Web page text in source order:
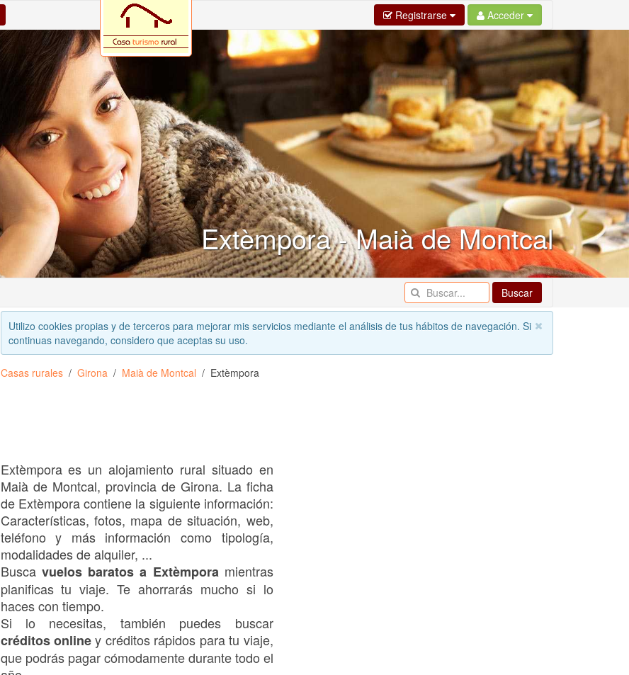
Registrarse Acceder
Extèmpora - Maià de Montcal
Buscar
Utilizo cookies propias y de terceros para mejorar mis servicios mediante el análisis de tus hábitos de navegación. Si
continuas navegando, considero que aceptas su uso.
Casas rurales Girona Maià de Montcal Extèmpora
Extèmpora es un alojamiento rural situado en
Maià de Montcal, provincia de Girona. La ficha
de Extèmpora contiene la siguiente información:
Características, fotos, mapa de situación, web,
teléfono y más información como tipología,
modalidades de alquiler, ...
Busca vuelos baratos a Extèmpora mientras
planificas tu viaje. Te ahorrarás mucho si lo
haces con tiempo.
Si lo necesitas, también puedes buscar
créditos onliney créditos rápidos para tu viaje,
que podrás pagar cómodamente durante todo el